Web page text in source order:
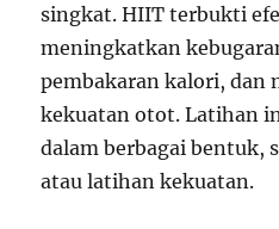
singkat. HIIT terbukti
meningkatkan
pembakaran kalori, dan
kekuatan otot. Latihan
dalam berbagai bentuk,
atau latihan kekuatan.